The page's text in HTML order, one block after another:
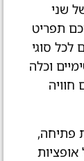
שני
תפריט
לכל סוגי
וכלה
חוויה
פתיחה,
אופציות